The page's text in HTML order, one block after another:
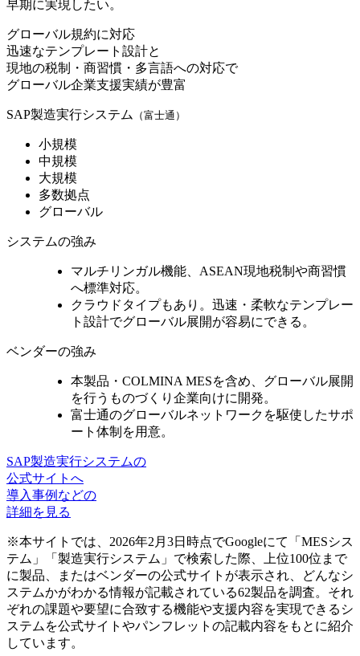
早期に実現したい。
グローバル規約に対応
迅速なテンプレート設計と
現地の税制・商習慣・多言語への対応で
グローバル企業支援実績が豊富
SAP製造実行システム （富士通）
小規模
中規模
大規模
多数拠点
グローバル
システムの強み
マルチリンガル機能、 ASEAN現地税制や商習慣
へ標準対応。
クラウドタイプもあり。迅速・柔軟なテンプレー
ト設計でグローバル展開が容易にできる。
ベンダーの強み
本製品・COLMINA MESを含め、 グローバル展開
を行うものづくり企業向けに開発。
富士通のグローバルネットワークを駆使 したサポ
ート体制を用意。
SAP製造実行システムの
公式サイトへ
導入事例などの
詳細を見る
※本サイトでは、2026年2月3日時点でGoogleにて「MESシス
テム」「製造実行システム」で検索した際、上位100位まで
に製品、またはベンダーの公式サイトが表示され、どんなシ
ステムかがわかる情報が記載されている62製品を調査。それ
ぞれの課題や要望に合致する機能や支援内容を実現できるシ
ステムを公式サイトやパンフレットの記載内容をもとに紹介
しています。